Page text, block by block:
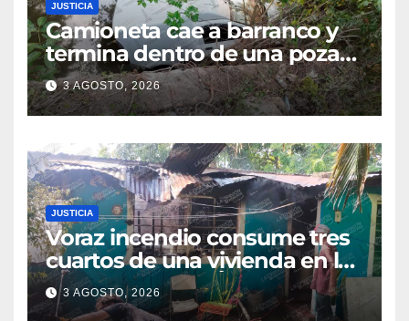
JUSTICIA
Camioneta cae a barranco y
termina dentro de una poza
en Coatzintla; conductor sale
con golpes leves
3 AGOSTO, 2026
JUSTICIA
Voraz incendio consume tres
cuartos de una vivienda en la
colonia Manuel Ávila
Camacho
3 AGOSTO, 2026